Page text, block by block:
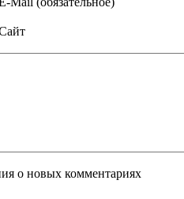
о новых комментариях